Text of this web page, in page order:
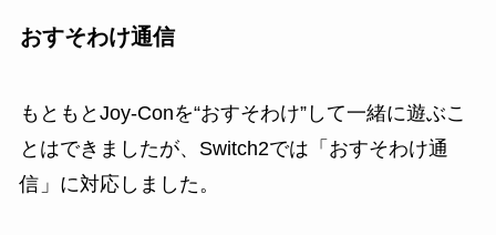
おすそわけ通信
もともとJoy-Conを“おすそわけ”して一緒に遊ぶこ
とはできましたが、Switch2では「おすそわけ通
信」に対応しました。